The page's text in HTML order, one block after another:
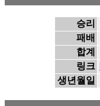
승리
패배
합계
링크
생년월일